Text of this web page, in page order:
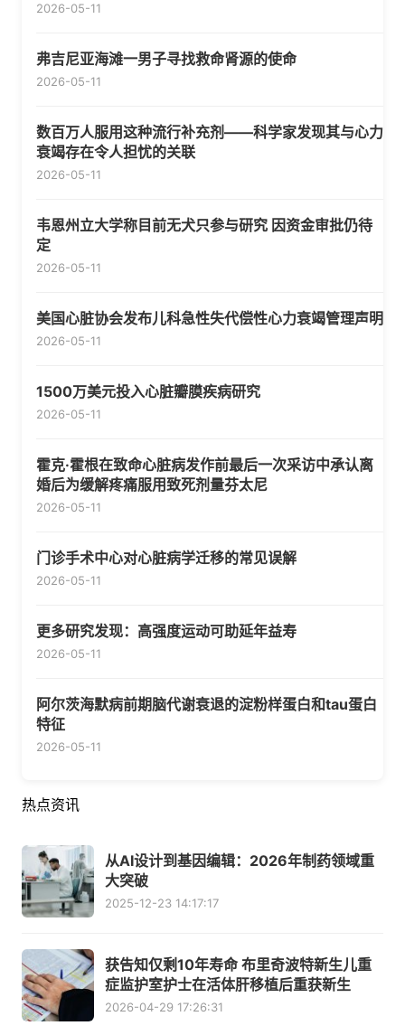
2026-05-11
弗吉尼亚海滩一男子寻找救命肾源的使命
2026-05-11
数百万人服用这种流行补充剂——科学家发现其与心力
衰竭存在令人担忧的关联
2026-05-11
韦恩州立大学称目前无犬只参与研究 因资金审批仍待
定
2026-05-11
美国心脏协会发布儿科急性失代偿性心力衰竭管理声明
2026-05-11
1500万美元投入心脏瓣膜疾病研究
2026-05-11
霍克·霍根在致命心脏病发作前最后一次采访中承认离
婚后为缓解疼痛服用致死剂量芬太尼
2026-05-11
门诊手术中心对心脏病学迁移的常见误解
2026-05-11
更多研究发现：高强度运动可助延年益寿
2026-05-11
阿尔茨海默病前期脑代谢衰退的淀粉样蛋白和tau蛋白
特征
2026-05-11
热点资讯
从AI设计到基因编辑：2026年制药领域重
大突破
2025-12-23 14:17:17
获告知仅剩10年寿命 布里奇波特新生儿重
症监护室护士在活体肝移植后重获新生
2026-04-29 17:26:31